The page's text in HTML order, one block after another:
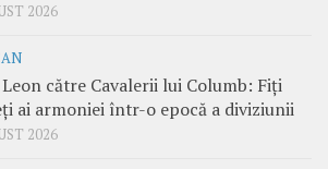
2026
către Cavalerii lui Columb: Fiți
ai armoniei într-o epocă a diviziunii
2026